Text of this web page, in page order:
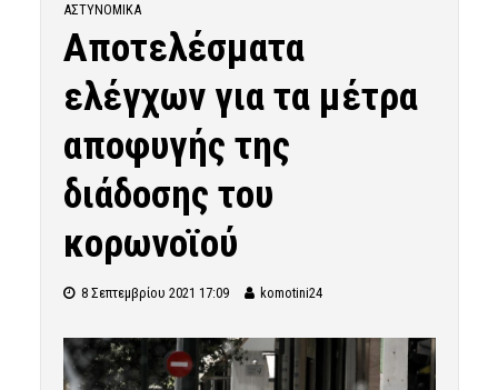
ΑΣΤΥΝΟΜΙΚΆ
Αποτελέσματα
ελέγχων για τα μέτρα
αποφυγής της
διάδοσης του
κορωνοϊού
8 Σεπτεμβρίου 2021 17:09 komotini24